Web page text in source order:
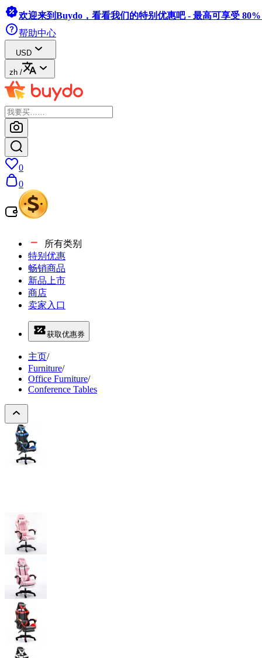
欢迎来到Buydo，看看我们的特别优惠吧 - 最高可享受
帮助中心
USD
zh /
0
0
所有类别
特别优惠
畅销商品
新品上市
商店
卖家入口
获取优惠券
主页/
Furniture/
Office Furniture/
Conference Tables